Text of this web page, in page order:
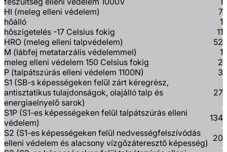
HI (meleg elleni védelem)
7
hőálló
1
hőszigetelés -17 Celsius fokig
11
HRO (meleg elleni talpvédelem)
52
M (lábfej metatarzális védelemmel)
1
meleg elleni védelem 150 Celsius fokig
2
P (talpátszúrás elleni védelem 1100N)
3
S1 (SB-s képességeken felül zárt kéregrész,
antisztatikus tulajdonságok, olajálló talp és
energiaelnyelő sarok)
27
S1P (S1-es képességeken felül talpátszúrás elleni
védelem)
134
S2 (S1-es képességeken felül nedvességfelszívódás
elleni védelem és alacsony vízgőzáteresztő képesség) 20